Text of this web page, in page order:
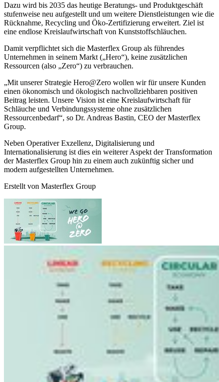
Dazu wird bis 2035 das heutige Beratungs- und Produktgeschäft
stufenweise neu aufgestellt und um weitere Dienstleistungen wie die
Rücknahme, Recycling und Öko-Zertifizierung erweitert. Ziel ist
eine endlose Kreislaufwirtschaft von Kunststoffschläuchen.
Damit verpflichtet sich die Masterflex Group als führendes
Unternehmen in seinem Markt („Hero“), keine zusätzlichen
Ressourcen (also „Zero“) zu verbrauchen.
„Mit unserer Strategie Hero@Zero wollen wir für unsere Kunden
einen ökonomisch und ökologisch nachvollziehbaren positiven
Beitrag leisten. Unsere Vision ist eine Kreislaufwirtschaft für
Schläuche und Verbindungssysteme ohne zusätzlichen
Ressourcenbedarf“, so Dr. Andreas Bastin, CEO der Masterflex
Group.
Neben Operativer Exzellenz, Digitalisierung und
Internationalisierung ist dies ein weiterer Aspekt der Transformation
der Masterflex Group hin zu einem auch zukünftig sicher und
modern aufgestellten Unternehmen.
Erstellt von Masterflex Group